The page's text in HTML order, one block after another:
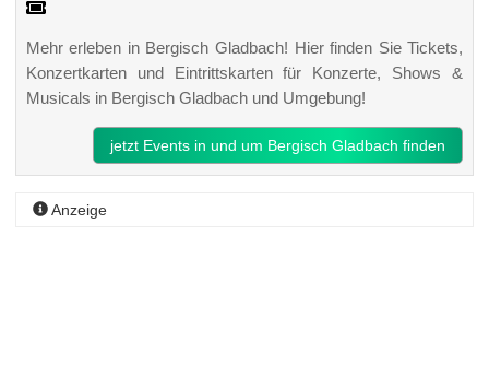
Mehr erleben in Bergisch Gladbach! Hier finden Sie Tickets,
Konzertkarten und Eintrittskarten für Konzerte, Shows &
Musicals in Bergisch Gladbach und Umgebung!
jetzt Events in und um Bergisch Gladbach finden
Anzeige